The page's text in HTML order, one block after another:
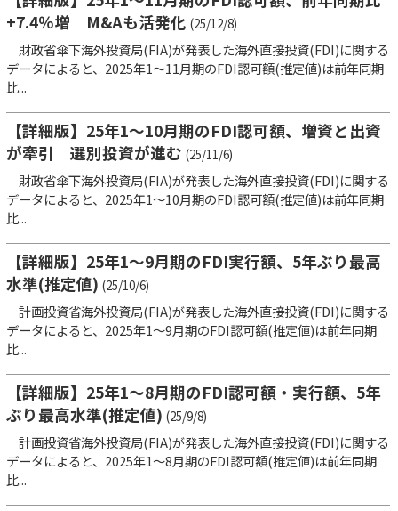
+7.4％増 M&Aも活発化 (25/12/8)
財政省傘下海外投資局(FIA)が発表した海外直接投資(FDI)に関する
データによると、2025年1～11月期のFDI認可額(推定値)は前年同期
比...
【詳細版】25年1～10月期のFDI認可額、増資と出資
が牽引 選別投資が進む (25/11/6)
財政省傘下海外投資局(FIA)が発表した海外直接投資(FDI)に関する
データによると、2025年1～10月期のFDI認可額(推定値)は前年同期
比...
【詳細版】25年1～9月期のFDI実行額、5年ぶり最高
水準(推定値) (25/10/6)
計画投資省海外投資局(FIA)が発表した海外直接投資(FDI)に関する
データによると、2025年1～9月期のFDI認可額(推定値)は前年同期
比...
【詳細版】25年1～8月期のFDI認可額・実行額、5年
ぶり最高水準(推定値) (25/9/8)
計画投資省海外投資局(FIA)が発表した海外直接投資(FDI)に関する
データによると、2025年1～8月期のFDI認可額(推定値)は前年同期
比...